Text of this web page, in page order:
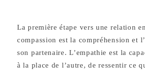
La première étape vers une relation
compassion est la compréhension et
son partenaire. L’empathie est la
à la place de l’autre, de ressentir ce